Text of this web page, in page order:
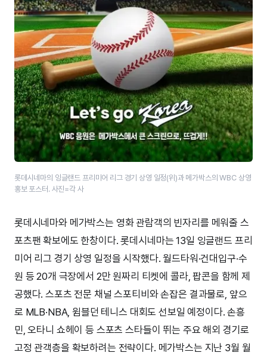
롯데시네마의 잉글랜드 프리미어 리그 경기 상영 일정(위)과 메가박스의 WBC 상영
홍보 포스터. 사진=각 사
롯데시네마와 메가박스는 영화 관람객의 빈자리를 메워줄 스
포츠팬 확보에도 한창이다. 롯데시네마는 13일 잉글랜드 프리
미어 리그 경기 상영 일정을 시작했다. 월드타워·건대입구·수
원 등 20개 극장에서 2만 원짜리 티켓에 콜라, 팝콘을 함께 제
공했다. 스포츠 전문 채널 스포티비와 손잡은 결과물로, 앞으
로 MLB·NBA, 윔블던 테니스 대회도 선보일 예정이다. 손흥
민, 오타니 쇼헤이 등 스포츠 스타들이 뛰는 주요 해외 경기로
고정 관객층을 확보하려는 전략이다. 메가박스는 지난 3월 월